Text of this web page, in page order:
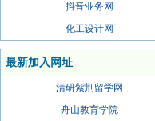
抖音业务网
化工设计网
最新加入网址
清研紫荆留学网
舟山教育学院